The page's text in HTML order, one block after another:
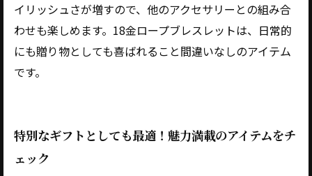
イリッシュさが増すので、他のアクセサリーとの組み合
わせも楽しめます。18金ロープブレスレットは、日常的
にも贈り物としても喜ばれること間違いなしのアイテム
です。
特別なギフトとしても最適！魅力満載のアイテムをチ
ェック